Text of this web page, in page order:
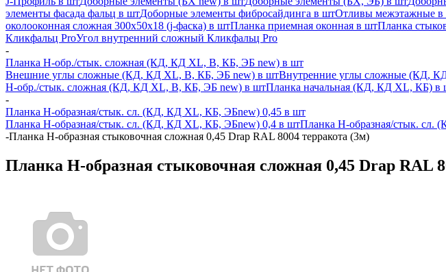
элементы фасада фальц в штДоборные элементы фибросайдинга в штОтливы межэтажные в
околооконная сложная 300х50х18 (j-фаска) в штПланка приемная оконная в штПланка
Кликфальц ProУгол внутренний сложный Кликфальц Pro
-
Планка H-обр./стык. сложная (КД, КД XL, В, КБ, ЭБ new) в шт
Внешние углы сложные (КД, КД XL, В, КБ, ЭБ new) в штВнутренние углы сложные (КД,
H-обр./стык. сложная (КД, КД XL, В, КБ, ЭБ new) в штПланка начальная (КД, КД XL, КБ) в
-
Планка H-образная/стык. сл. (КД, КД XL, КБ, ЭБnew) 0,45 в шт
Планка H-образная/стык. сл. (КД, КД XL, КБ, ЭБnew) 0,4 в штПланка H-образная/стык.
-Планка Н-образная стыковочная сложная 0,45 Drap RAL 8004 терракота (3м)
Планка Н-образная стыковочная сложная 0,45 Drap RAL